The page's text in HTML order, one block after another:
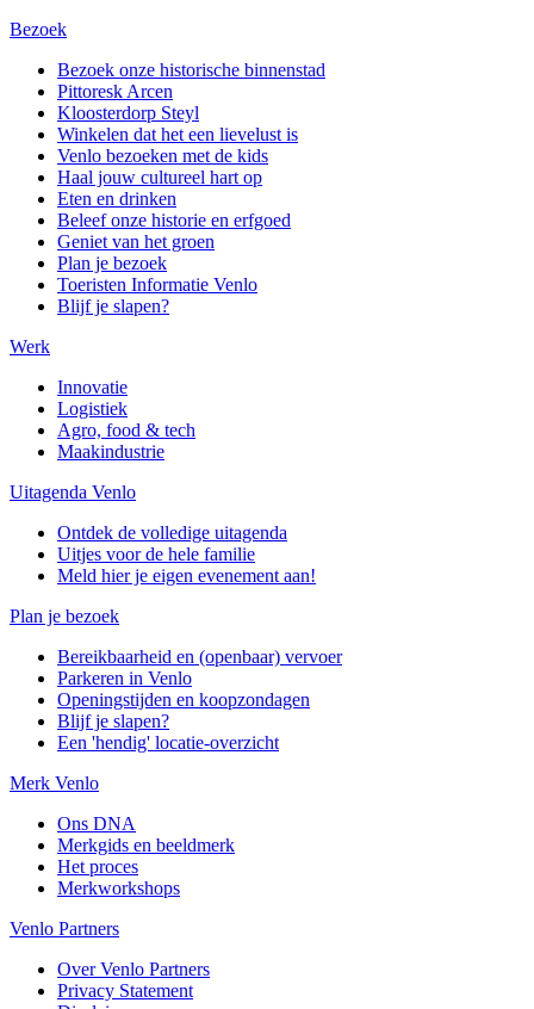
Bezoek
Bezoek onze historische binnenstad
Pittoresk Arcen
Kloosterdorp Steyl
Winkelen dat het een lievelust is
Venlo bezoeken met de kids
Haal jouw cultureel hart op
Eten en drinken
Beleef onze historie en erfgoed
Geniet van het groen
Plan je bezoek
Toeristen Informatie Venlo
Blijf je slapen?
Werk
Innovatie
Logistiek
Agro, food & tech
Maakindustrie
Uitagenda Venlo
Ontdek de volledige uitagenda
Uitjes voor de hele familie
Meld hier je eigen evenement aan!
Plan je bezoek
Bereikbaarheid en (openbaar) vervoer
Parkeren in Venlo
Openingstijden en koopzondagen
Blijf je slapen?
Een 'hendig' locatie-overzicht
Merk Venlo
Ons DNA
Merkgids en beeldmerk
Het proces
Merkworkshops
Venlo Partners
Over Venlo Partners
Privacy Statement